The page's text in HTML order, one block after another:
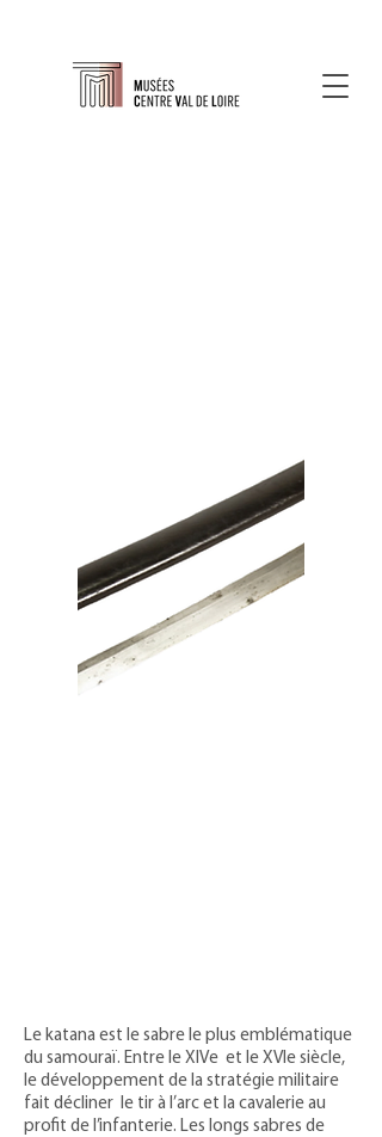
Le katana est le sabre le plus emblématique
du samouraï. Entre le XIVe et le XVIe siècle,
le développement de la stratégie militaire
fait décliner le tir à l’arc et la cavalerie au
profit de l’infanterie. Les longs sabres de